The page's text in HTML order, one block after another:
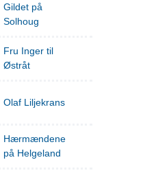
Gildet på
Solhoug
Fru Inger til
Østråt
Olaf Liljekrans
Hærmændene
på Helgeland